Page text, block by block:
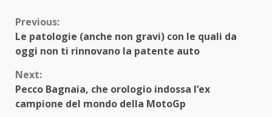
Continue
Reading
Previous:
Le patologie (anche non gravi) con le quali da
oggi non ti rinnovano la patente auto
Next:
Pecco Bagnaia, che orologio indossa l’ex
campione del mondo della MotoGp